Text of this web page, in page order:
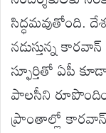
సిద్ధమవుతోంది.
నడుస్తున్న
స్ఫూర్తితో ఏపీ
పాలసీని
ప్రాంతాల్లో